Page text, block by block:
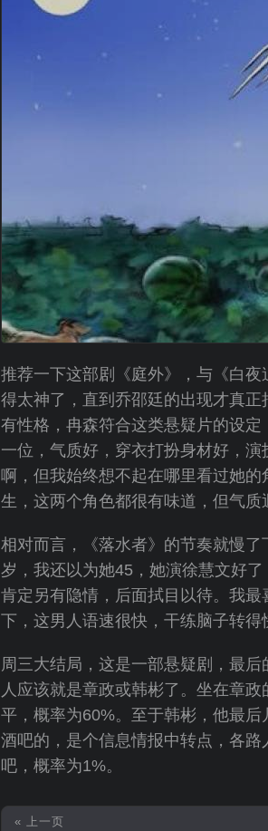
推荐一下这部剧《庭外》，与《白
得太神了，直到乔邵廷的出现才真
有性格，冉森符合这类悬疑片的设
一位，气质好，穿衣打扮身材好，
啊，但我始终想不起在哪里看过她
生，这两个角色都很有味道，但气质
相对而言，《落水者》的节奏就慢
岁，我还以为她45，她演徐慧文好
肯定另有隐情，后面拭目以待。我
下，这男人语速很快，干练脑子转得
周三大结局，这是一部悬疑剧，最
人应该就是章政或韩彬了。坐在章
平，概率为60%。至于韩彬，他最
酒吧的，是个信息情报中转点，各
吧，概率为1%。
« 上一页